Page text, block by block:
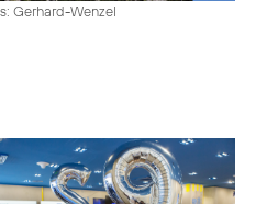
Gerhard-Wenzel